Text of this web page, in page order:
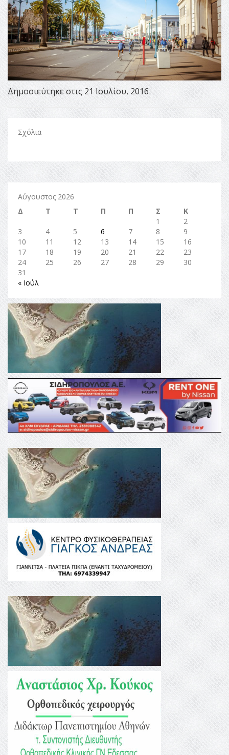
Δημοσιεύτηκε στις 21 Ιουλίου, 2016
Σχόλια
Αύγουστος 2026
Δ
Τ Τ Π Π Σ
Κ
1
2
3
4 5 6 7 8
9
10
11 12 13 14 15
16
17
18 19 20 21 22
23
24
25 26 27 28 29
30
31
« Ιούλ